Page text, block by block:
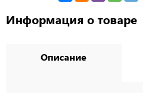
Информация о товаре
Описание